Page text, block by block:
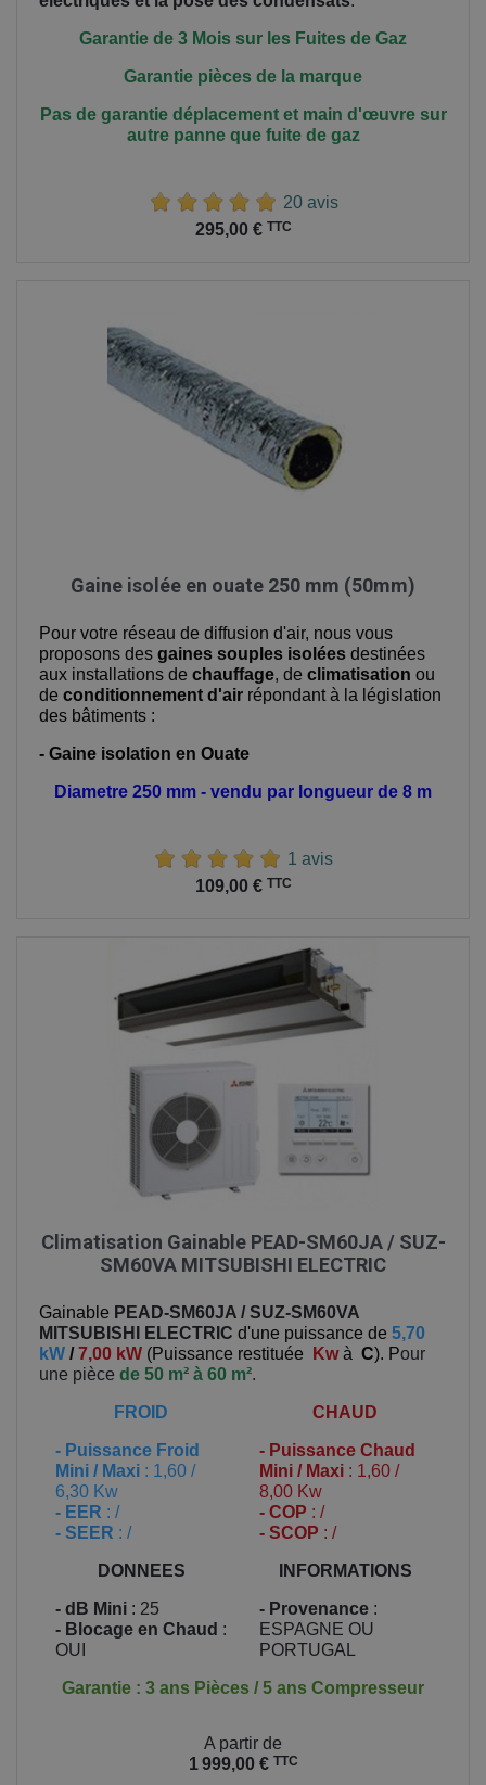
Garantie de 3 Mois sur les Fuites de Gaz
Garantie pièces de la marque
Pas de garantie déplacement et main d'œuvresur
autre panne que fuite de gaz
20 avis
295,00 € TTC
Gaine isolée en ouate 250 mm (50mm)
Pour votre réseau de diffusion d'air, nous vous
proposons des gaines souples isolées destinées
aux installations de chauffage, de climatisation ou
de conditionnement d'air répondant à la législation
des bâtiments :
- Gaine isolation en Ouate
Diametre 250 mm - vendu par longueur de 8 m
1 avis
109,00 € TTC
Climatisation Gainable PEAD-SM60JA / SUZ-
SM60VA MITSUBISHI ELECTRIC
Gainable PEAD-SM60JA / SUZ-SM60VA
MITSUBISHI ELECTRIC d'une puissance de 5,70
kW /7,00 kW (Puissance restituée Kwà C). Pour
une pièce de 50 m² à 60 m².
FROID
- Puissance Froid
Mini / Maxi : 1,60 /
6,30 Kw
- EER : /
- SEER : /
CHAUD
- Puissance Chaud
Mini / Maxi : 1,60 /
8,00 Kw
- COP : /
- SCOP : /
DONNEES
- dB Mini : 25
- Blocage en Chaud :
OUI
INFORMATIONS
- Provenance :
ESPAGNE OU
PORTUGAL
Garantie : 3 ans Pièces / 5 ans Compresseur
A partir de
1 999,00 € TTC